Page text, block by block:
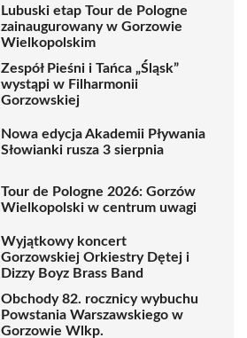
Lubuski etap Tour de Pologne
zainaugurowany w Gorzowie
Wielkopolskim
Zespół Pieśni i Tańca „Śląsk”
wystąpi w Filharmonii
Gorzowskiej
Nowa edycja Akademii Pływania
Słowianki rusza 3 sierpnia
Tour de Pologne 2026: Gorzów
Wielkopolski w centrum uwagi
Wyjątkowy koncert
Gorzowskiej Orkiestry Dętej i
Dizzy Boyz Brass Band
Obchody 82. rocznicy wybuchu
Powstania Warszawskiego w
Gorzowie Wlkp.